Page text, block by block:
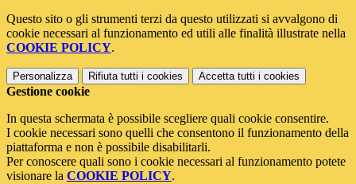
Questo sito o gli strumenti terzi da questo utilizzati si avvalgono di
cookie necessari al funzionamento ed utili alle finalità illustrate nella
COOKIE POLICY.
Personalizza Rifiuta tutti i cookies Accetta tutti i cookies
Gestione cookie
In questa schermata è possibile scegliere quali cookie consentire.
I cookie necessari sono quelli che consentono il funzionamento della
piattaforma e non è possibile disabilitarli.
Per conoscere quali sono i cookie necessari al funzionamento potete
visionare la COOKIE POLICY.